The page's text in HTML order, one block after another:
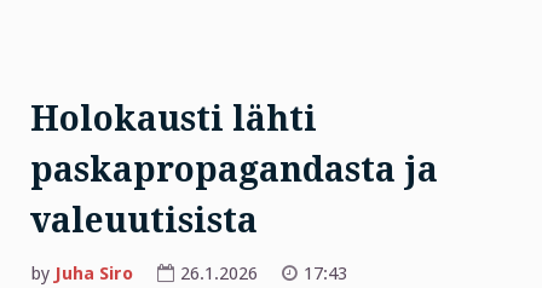
Holokausti lähti
paskapropagandasta ja
valeuutisista
by Juha Siro 26.1.2026
17:43